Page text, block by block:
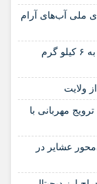
ملی آب‌های آرام
دستگیری سوداگر مرگ با نزدیک به ۶ کیلو گرم
ولایت
مهربانی با
عشایر در